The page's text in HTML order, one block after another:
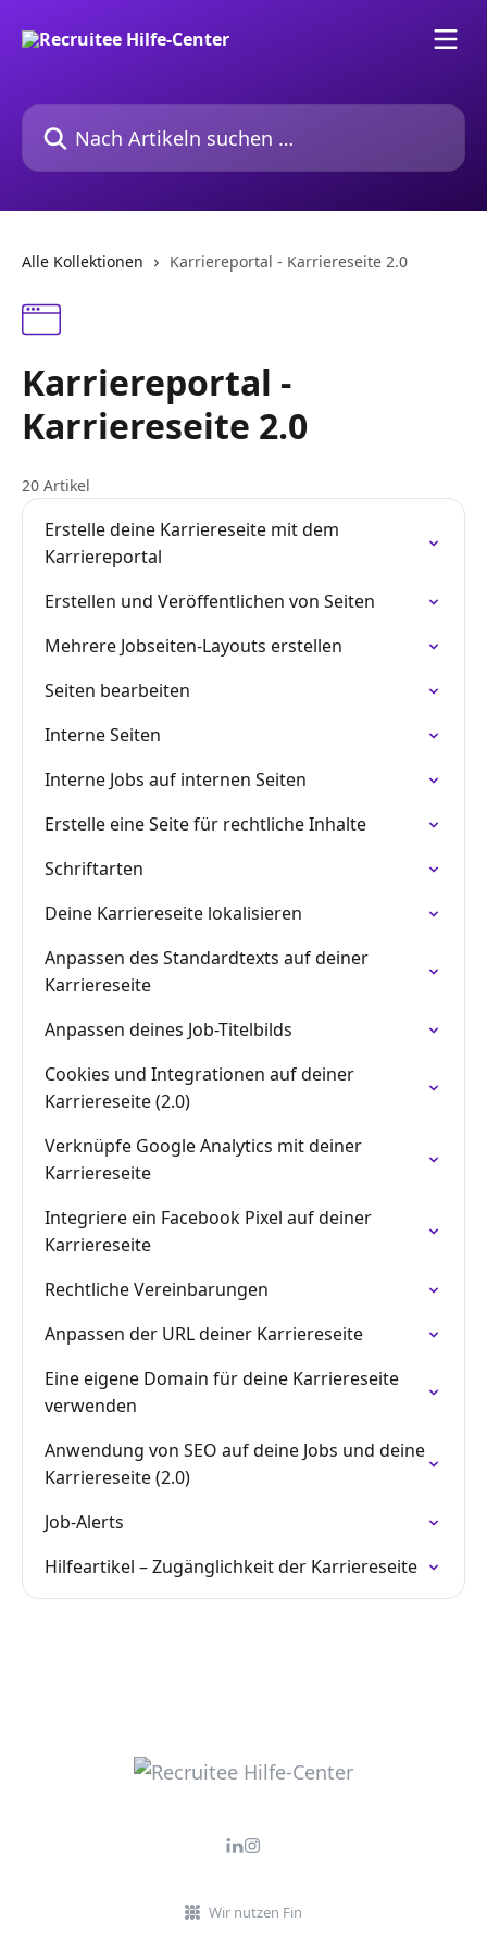
Nach Artikeln suchen …
Alle Kollektionen Karriereportal - Karriereseite 2.0
Karriereportal -
Karriereseite 2.0
20 Artikel
Erstelle deine Karriereseite mit dem
Karriereportal
Erstellen und Veröffentlichen von Seiten
Mehrere Jobseiten-Layouts erstellen
Seiten bearbeiten
Interne Seiten
Interne Jobs auf internen Seiten
Erstelle eine Seite für rechtliche Inhalte
Schriftarten
Deine Karriereseite lokalisieren
Anpassen des Standardtexts auf deiner
Karriereseite
Anpassen deines Job-Titelbilds
Cookies und Integrationen auf deiner
Karriereseite (2.0)
Verknüpfe Google Analytics mit deiner
Karriereseite
Integriere ein Facebook Pixel auf deiner
Karriereseite
Rechtliche Vereinbarungen
Anpassen der URL deiner Karriereseite
Eine eigene Domain für deine Karriereseite
verwenden
Anwendung von SEO auf deine Jobs und deine
Karriereseite (2.0)
Job-Alerts
Hilfeartikel – Zugänglichkeit der Karriereseite
Wir nutzen Fin